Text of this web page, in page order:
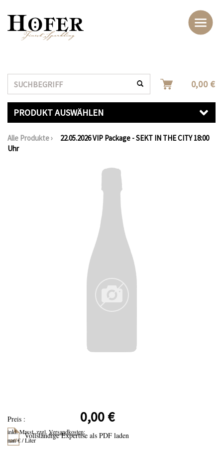
PRODUKT AUSWÄHLEN
0,00 €
Alle Produkte› 22.05.2026 VIP Package - SEKT IN THE CITY 18:00
Uhr
Vollständige Expertise als PDF laden
Preis : 0,00 €
inkl. Mwst. zzgl. Versandkosten;
nan € / Liter